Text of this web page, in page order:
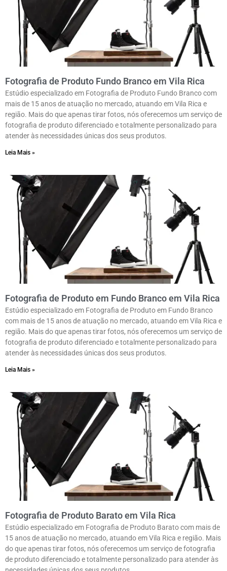
Fotografia de Produto Fundo Branco em Vila Rica
Estúdio especializado em Fotografia de Produto Fundo Branco com
mais de 15 anos de atuação no mercado, atuando em Vila Rica e
região. Mais do que apenas tirar fotos, nós oferecemos um serviço de
fotografia de produto diferenciado e totalmente personalizado para
atender às necessidades únicas dos seus produtos.
Leia Mais »
Fotografia de Produto em Fundo Branco em Vila Rica
Estúdio especializado em Fotografia de Produto em Fundo Branco
com mais de 15 anos de atuação no mercado, atuando em Vila Rica e
região. Mais do que apenas tirar fotos, nós oferecemos um serviço de
fotografia de produto diferenciado e totalmente personalizado para
atender às necessidades únicas dos seus produtos.
Leia Mais »
Fotografia de Produto Barato em Vila Rica
Estúdio especializado em Fotografia de Produto Barato com mais de
15 anos de atuação no mercado, atuando em Vila Rica e região. Mais
do que apenas tirar fotos, nós oferecemos um serviço de fotografia
de produto diferenciado e totalmente personalizado para atender às